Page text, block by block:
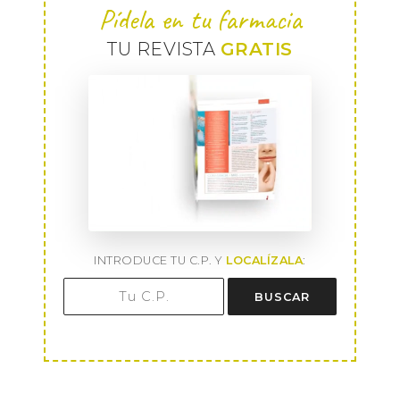
Pídela en tu farmacia
TU REVISTA GRATIS
INTRODUCE TU C.P. Y LOCALÍZALA:
BUSCAR